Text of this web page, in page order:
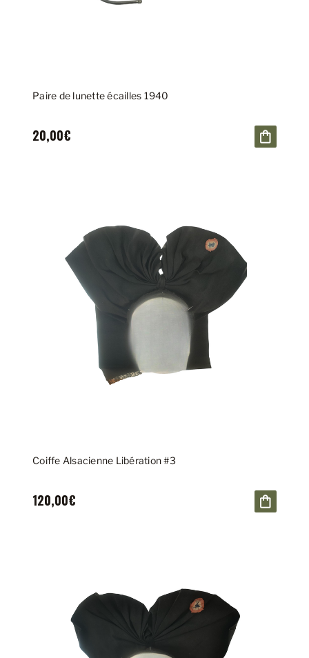
Paire de lunette écailles 1940
20,00€
Coiffe Alsacienne Libération #3
120,00€